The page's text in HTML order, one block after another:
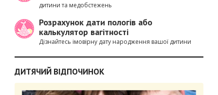
дитини та медобстежень
Розрахунок дати пологів або
калькулятор вагітності
Дізнайтесь імовірну дату народження вашої дитини
ДИТЯЧИЙ ВІДПОЧИНОК